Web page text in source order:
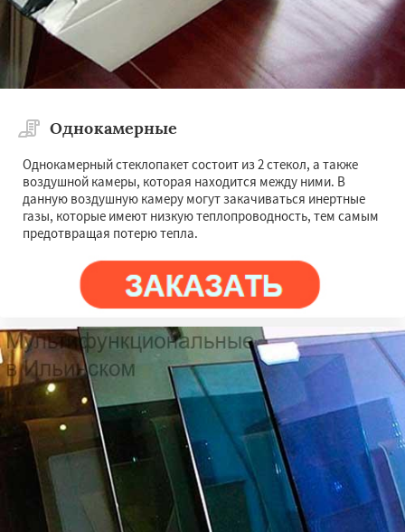
Красково Лесной
Лесной Городок
Лопатино
Малаховка
Менделеевск
Михнево
Нахабино
Некрасовское
Обухово
Октябрьский
Правдинский
Решетниково
Удельная Фосфоритный
Шаховская
Однокамерные
Однокамерный стеклопакет состоит из 2 стекол, а также
воздушной камеры, которая находится между ними. В
данную воздушную камеру могут закачиваться инертные
газы, которые имеют низкую теплопроводность, тем самым
предотвращая потерю тепла.
Даю согласие на обработку персональных данных